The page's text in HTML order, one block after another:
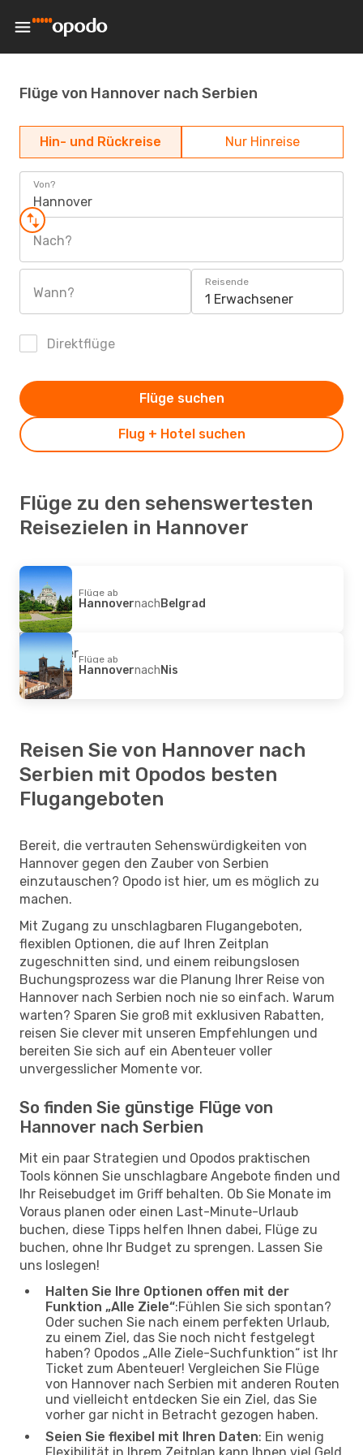
Flüge von Hannover nach Serbien
Hin- und Rückreise Nur Hinreise
Von?
Hannover
Nach?
Wann?
Reisende
1 Erwachsener
Direktflüge
Flug + Hotel suchen
Flüge suchen
Flüge zu den sehenswertesten
Reisezielen in Hannover
Flüge ab
HannovernachBelgrad
Flüge ab
HannovernachNis
Reisen Sie von Hannover nach
Serbien mit Opodos besten
Flugangeboten
Bereit, die vertrauten Sehenswürdigkeiten von
Hannover gegen den Zauber von Serbien
einzutauschen? Opodo ist hier, um es möglich zu
machen.
Mit Zugang zu unschlagbaren Flugangeboten,
flexiblen Optionen, die auf Ihren Zeitplan
zugeschnitten sind, und einem reibungslosen
Buchungsprozess war die Planung Ihrer Reise von
Hannover nach Serbien noch nie so einfach. Warum
warten? Sparen Sie groß mit exklusiven Rabatten,
reisen Sie clever mit unseren Empfehlungen und
bereiten Sie sich auf ein Abenteuer voller
unvergesslicher Momente vor.
So finden Sie günstige Flüge von
Hannover nach Serbien
Mit ein paar Strategien und Opodos praktischen
Tools können Sie unschlagbare Angebote finden und
Ihr Reisebudget im Griff behalten. Ob Sie Monate im
Voraus planen oder einen Last-Minute-Urlaub
buchen, diese Tipps helfen Ihnen dabei, Flüge zu
buchen, ohne Ihr Budget zu sprengen. Lassen Sie
uns loslegen!
Halten Sie Ihre Optionen offen mit der
Funktion „Alle Ziele“:Fühlen Sie sich spontan?
Oder suchen Sie nach einem perfekten Urlaub,
zu einem Ziel, das Sie noch nicht festgelegt
haben? Opodos „Alle Ziele-Suchfunktion“ ist Ihr
Ticket zum Abenteuer! Vergleichen Sie Flüge
von Hannover nach Serbien mit anderen Routen
und vielleicht entdecken Sie ein Ziel, das Sie
vorher gar nicht in Betracht gezogen haben.
Seien Sie flexibel mit Ihren Daten: Ein wenig